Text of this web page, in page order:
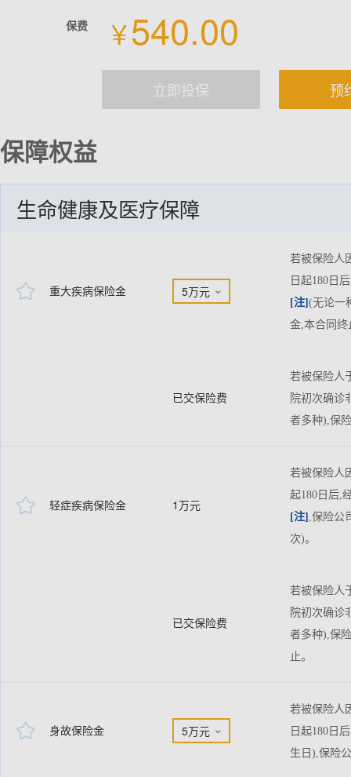
保费 ¥540.00
立即投保 预
保障权益
生命健康及医疗保障
 重大疾病保险金 5万元 
若被保险人
日起180日
[注](无论一
金,本合同终
已交保险费
若被保险人
院初次确诊
者多种),保
 轻症疾病保险金 1万元
若被保险人
起180日后,
[注] ,保险公
次)。
已交保险费
若被保险人
院初次确诊
者多种),保
止。
 身故保险金 5万元 
若被保险人
日起180日
生日),保险